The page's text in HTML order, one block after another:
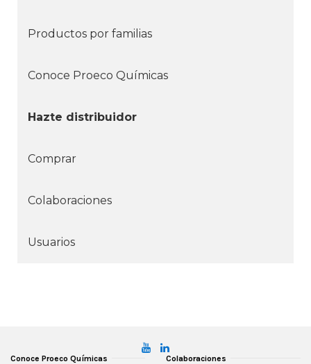
Productos por familias
Conoce Proeco Químicas
Hazte distribuidor
Comprar
Colaboraciones
Usuarios
Conoce Proeco Químicas
Colaboraciones